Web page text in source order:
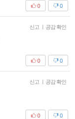
0
0
신고 | 공감 확인
0
0
신고 | 공감 확인
0
0